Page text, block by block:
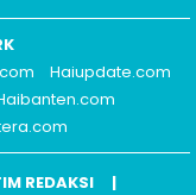
Haiupdate.com
REDAKSI